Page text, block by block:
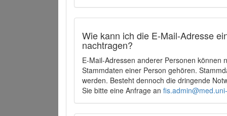
Wie kann ich die E-Mail-Adresse
nachtragen?
E-Mail-Adressen anderer Personen können
Stammdaten einer Person gehören.
werden. Besteht dennoch die dringende
Sie bitte eine Anfrage an